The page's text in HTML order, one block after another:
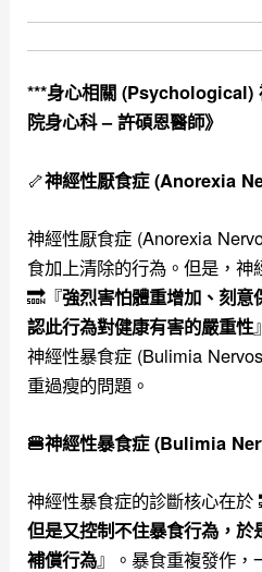
***身心相關 (Psychological)
院身心科 – 許碩恩醫師》
🦴神經性厭食症 (Anorexia
神經性厭食症 (Anorexia
食加上清除的行為。但是，
🔜『強烈害怕體重增加、刻
認此行為對健康有害的嚴重性
神經性暴食症 (Bulimia
重過瘦的問題。
🍔神經性暴食症 (Bulimia
神經性暴食症的診斷核心在於
但是又控制不住暴食行為，
補償行為』。暴食重複發作，